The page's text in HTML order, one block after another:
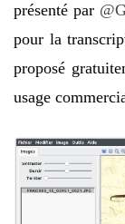
présenté par
pour la
proposé
usage